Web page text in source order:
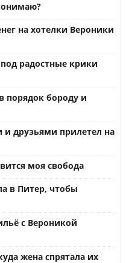
на хотелки Вероники
радостные крики
порядок бороду и
друзьями прилетел на
моя свобода
в Питер, чтобы
с Вероникой
жена спрятала их